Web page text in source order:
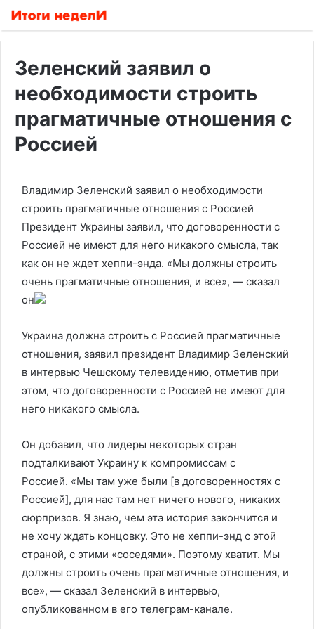
Зеленский заявил о
необходимости строить
прагматичные отношения с
Россией
Владимир Зеленский заявил о необходимости
строить прагматичные отношения с Россией
Президент Украины заявил, что договоренности с
Россией не имеют для него никакого смысла, так
как он не ждет хеппи-энда. «Мы должны строить
очень прагматичные отношения, и все», — сказал
он
Украина должна строить с Россией прагматичные
отношения, заявил президент Владимир Зеленский
в интервью Чешскому телевидению, отметив при
этом, что договоренности с Россией не имеют для
него никакого смысла.
Он добавил, что лидеры некоторых стран
подталкивают Украину к компромиссам с
Россией. «Мы там уже были [в договоренностях с
Россией], для нас там нет ничего нового, никаких
сюрпризов. Я знаю, чем эта история закончится и
не хочу ждать концовку. Это не хеппи-энд с этой
страной, с этими «соседями». Поэтому хватит. Мы
должны строить очень прагматичные отношения, и
все», — сказал Зеленский в интервью,
опубликованном в его телеграм-канале.